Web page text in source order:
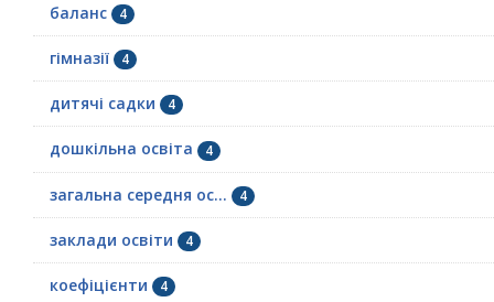
баланс 4
гімназії 4
дитячі садки 4
дошкільна освіта 4
загальна середня ос... 4
заклади освіти 4
коефіцієнти 4